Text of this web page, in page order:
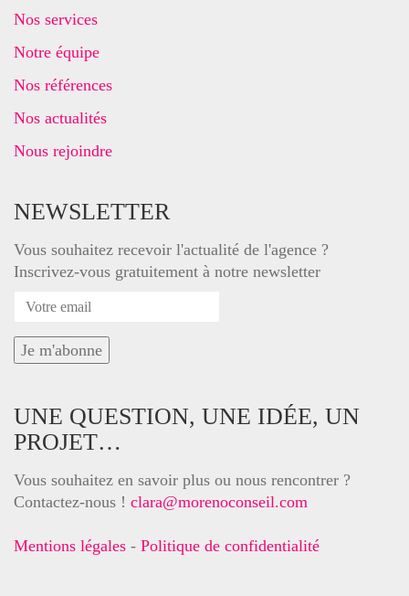
Nos services
Notre équipe
Nos références
Nos actualités
Nous rejoindre
NEWSLETTER
Vous souhaitez recevoir l'actualité de l'agence ?
Inscrivez-vous gratuitement à notre newsletter
UNE QUESTION, UNE IDÉE, UN
PROJET…
Vous souhaitez en savoir plus ou nous rencontrer ?
Contactez-nous ! clara@morenoconseil.com
Mentions légales - Politique de confidentialité